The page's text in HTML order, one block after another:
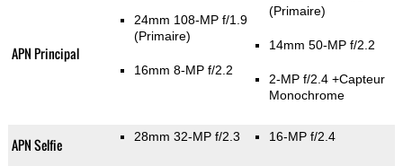
APN Principal
24mm 108-MP f/1.9
(Primaire)
16mm 8-MP f/2.2
(Primaire)
14mm 50-MP f/2.2
2-MP f/2.4 +Capteur
Monochrome
APN Selfie 28mm 32-MP f/2.3 16-MP f/2.4